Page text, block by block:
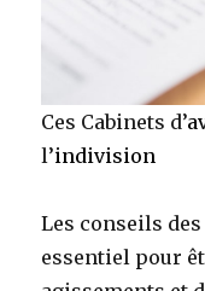
Ces Cabinets d’
l’indivision
Les conseils
essentiel pour